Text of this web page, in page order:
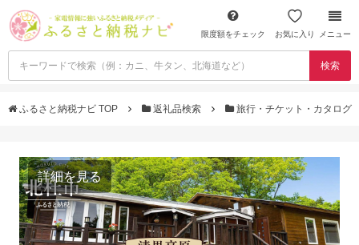
限度額をチェック お気に入り メニュー
検索
ふるさと納税ナビ TOP 返礼品検索 旅行・チケット・カタログ
詳細を見る